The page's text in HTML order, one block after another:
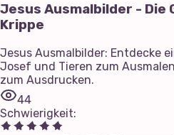
Jesus Ausmalbilder - Die
Krippe
Jesus Ausmalbilder: Entdecke
Josef und Tieren zum
zum Ausdrucken.
44
Schwierigkeit: